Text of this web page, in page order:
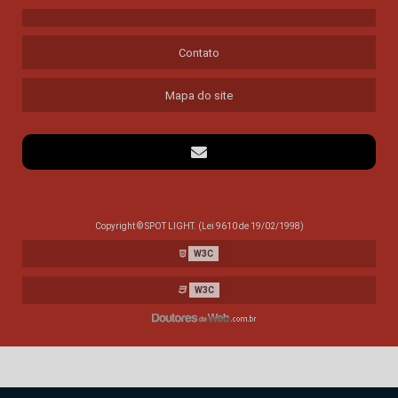
Luminária Industrial LED 26W IP68 E EX (LI26W E LEX26W) (REFLETOR)
Luminárias Herméticas e Refletores - Iluminação Convencional
LL25 - Luminária Industrial Linear 25 W - 220 Vca - IP69K
LL75 - Luminária Industrial Linear 75 W - 220 Vac - IP69K
LR100 - Refletor Modular LED 100 W - 220 Vca - IP69K
Contato
Mapa do site
Copyright © SPOT LIGHT. (Lei 9610 de 19/02/1998)
W3C
W3C